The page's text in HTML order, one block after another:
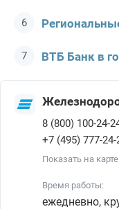
ВТБ Банк в
8 (800) 100-24-
+7 (495) 777-24-
Показать на карте
Время работы:
ежедневно,